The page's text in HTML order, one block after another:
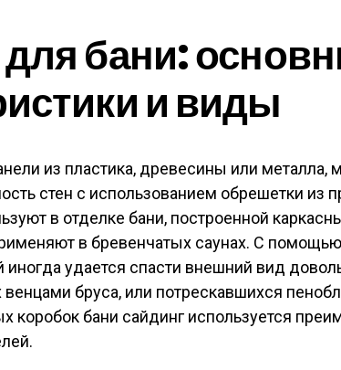
бани:
и виды
из пластика, древесины или металла,
стен с использованием обрешетки из
в отделке бани, построенной
в бревенчатых саунах. С помощью
иногда удается спасти внешний вид
бруса, или потрескавшихся
коробок бани сайдинг используется